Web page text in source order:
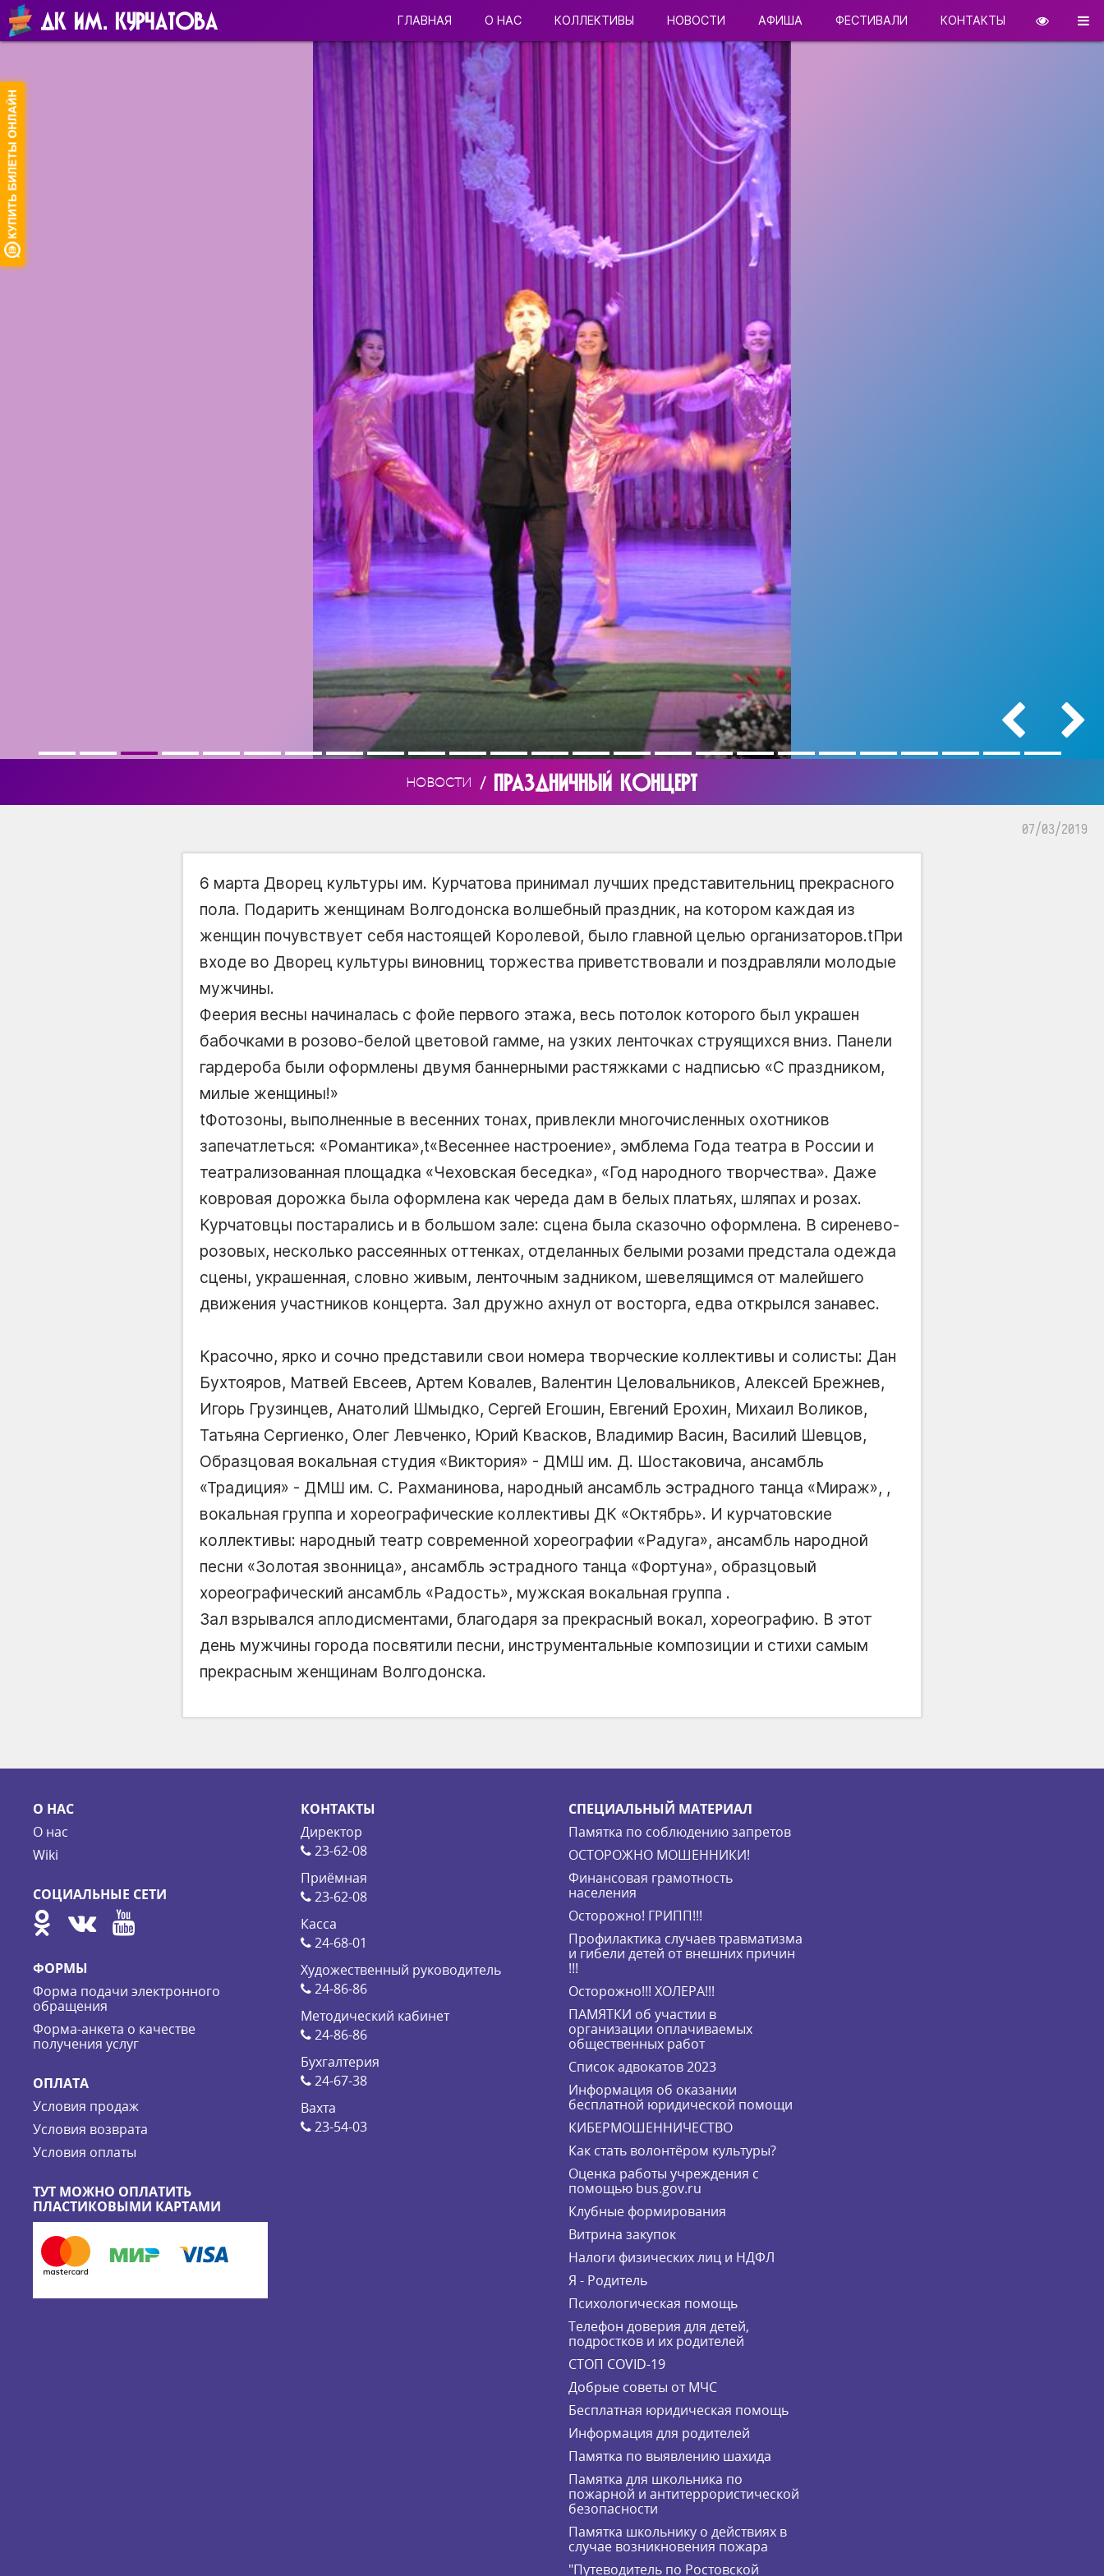
ДК ИМ. КУРЧАТОВА ГЛАВНАЯ О НАС КОЛЛЕКТИВЫ НОВОСТИ АФИША ФЕСТИВАЛИ КОНТАКТЫ
НОВОСТИ / ПРАЗДНИЧНЫЙ КОНЦЕРТ
07/03/2019
6 марта Дворец культуры им. Курчатова принимал лучших представительниц прекрасного
пола. Подарить женщинам Волгодонска волшебный праздник, на котором каждая из
женщин почувствует себя настоящей Королевой, было главной целью организаторов.tПри
входе во Дворец культуры виновниц торжества приветствовали и поздравляли молодые
мужчины.
Феерия весны начиналась с фойе первого этажа, весь потолок которого был украшен
бабочками в розово-белой цветовой гамме, на узких ленточках струящихся вниз. Панели
гардероба были оформлены двумя баннерными растяжками с надписью «С праздником,
милые женщины!»
tФотозоны, выполненные в весенних тонах, привлекли многочисленных охотников
запечатлеться: «Романтика»,t«Весеннее настроение», эмблема Года театра в России и
театрализованная площадка «Чеховская беседка»,
Год народного творчества . Даже
ковровая дорожка была оформлена как череда дам в белых платьях, шляпах и розах.
Курчатовцы постарались и в большом зале: сцена была сказочно оформлена. В сиренево-
розовых, несколько рассеянных оттенках, отделанных белыми розами предстала одежда
сцены, украшенная, словно живым, ленточным задником, шевелящимся от малейшего
движения участников концерта. Зал дружно ахнул от восторга, едва открылся занавес.
Красочно, ярко и сочно представили свои номера творческие коллективы и солисты: Дан
Бухтояров, Матвей Евсеев, Артем Ковалев, Валентин Целовальников, Алексей Брежнев,
Игорь Грузинцев, Анатолий Шмыдко, Сергей Егошин, Евгений Ерохин, Михаил Воликов,
Татьяна Сергиенко, Олег Левченко, Юрий Квасков, Владимир Васин, Василий Шевцов,
Образцовая вокальная студия «Виктория» - ДМШ им. Д. Шостаковича, ансамбль
«Традиция» - ДМШ им. С. Рахманинова, народный ансамбль эстрадного танца «Мираж», ,
вокальная группа и хореографические коллективы ДК «Октябрь». И курчатовские
коллективы: народный театр современной хореографии «Радуга», ансамбль народной
песни «Золотая звонница», ансамбль эстрадного танца «Фортуна», образцовый
хореографический ансамбль «Радость», мужская вокальная группа .
Зал взрывался аплодисментами, благодаря за прекрасный вокал, хореографию. В этот
день мужчины города посвятили песни, инструментальные композиции и стихи самым
прекрасным женщинам Волгодонска.
О НАС
О нас
Wiki
СОЦИАЛЬНЫЕ СЕТИ
ФОРМЫ
Форма подачи электронного
обращения
Форма-анкета о качестве
получения услуг
ОПЛАТА
Условия продаж
Условия возврата
Условия оплаты
ТУТ МОЖНО ОПЛАТИТЬ
ПЛАСТИКОВЫМИ КАРТАМИ
КОНТАКТЫ
Директор
23-62-08
Приёмная
23-62-08
Касса
24-68-01
Художественный руководитель
24-86-86
Методический кабинет
24-86-86
Бухгалтерия
24-67-38
Вахта
23-54-03
СПЕЦИАЛЬНЫЙ МАТЕРИАЛ
Памятка по соблюдению запретов
ОСТОРОЖНО МОШЕННИКИ!
Финансовая грамотность
населения
Осторожно! ГРИПП!!!
Профилактика случаев травматизма
и гибели детей от внешних причин
!!!
Осторожно!!! ХОЛЕРА!!!
ПАМЯТКИ об участии в
организации оплачиваемых
общественных работ
Список адвокатов 2023
Информация об оказании
бесплатной юридической помощи
КИБЕРМОШЕННИЧЕСТВО
Как стать волонтёром культуры?
Оценка работы учреждения с
помощью bus.gov.ru
Клубные формирования
Витрина закупок
Налоги физических лиц и НДФЛ
Я - Родитель
Психологическая помощь
Телефон доверия для детей,
подростков и их родителей
СТОП COVID-19
Добрые советы от МЧС
Бесплатная юридическая помощь
Информация для родителей
Памятка по выявлению шахида
Памятка для школьника по
пожарной и антитеррористической
безопасности
Памятка школьнику о действиях в
случае возникновения пожара
"Путеводитель по Ростовской